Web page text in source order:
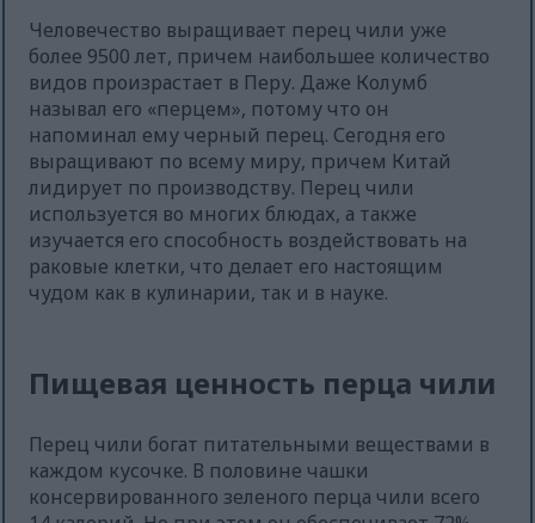
Человечество выращивает перец чили уже
более 9500 лет, причем наибольшее количество
видов произрастает в Перу. Даже Колумб
называл его «перцем», потому что он
напоминал ему черный перец. Сегодня его
выращивают по всему миру, причем Китай
лидирует по производству. Перец чили
используется во многих блюдах, а также
изучается его способность воздействовать на
раковые клетки, что делает его настоящим
чудом как в кулинарии, так и в науке.
Пищевая ценность перца чили
Перец чили богат питательными веществами в
каждом кусочке. В половине чашки
консервированного зеленого перца чили всего